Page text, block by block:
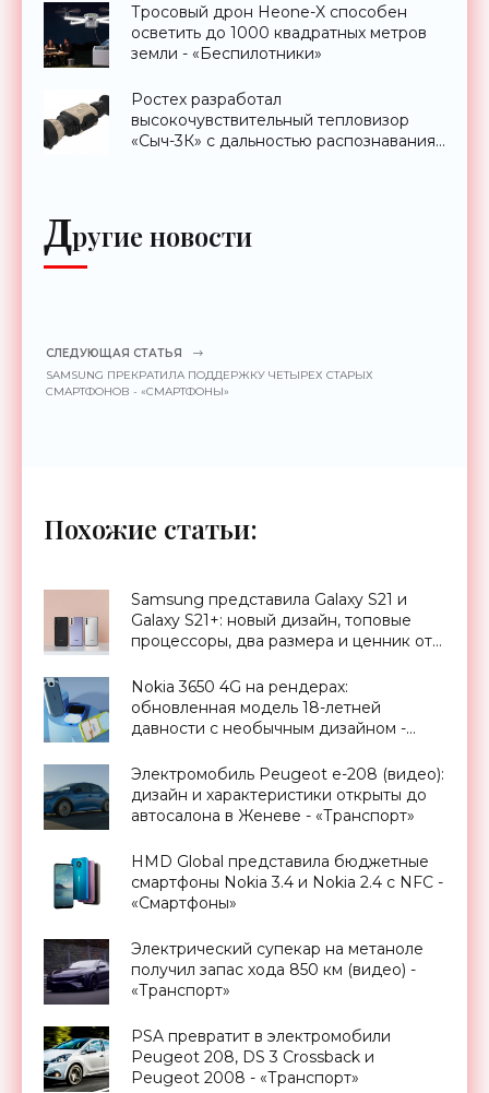
Тросовый дрон Heone-X способен
осветить до 1000 квадратных метров
земли - «Беспилотники»
Ростех разработал
высокочувствительный тепловизор
«Сыч-3К» с дальностью распознавания
Другие новости
СЛЕДУЮЩАЯ СТАТЬЯ
SAMSUNG ПРЕКРАТИЛА ПОДДЕРЖКУ ЧЕТЫРЕХ СТАРЫХ
СМАРТФОНОВ - «СМАРТФОНЫ»
Похожие статьи:
Samsung представила Galaxy S21 и
Galaxy S21+: новый дизайн, топовые
процессоры, два размера и ценник от
Nokia 3650 4G на рендерах:
обновленная модель 18-летней
давности с необычным дизайном -
Электромобиль Peugeot e-208 (видео):
дизайн и характеристики открыты до
автосалона в Женеве - «Транспорт»
HMD Global представила бюджетные
смартфоны Nokia 3.4 и Nokia 2.4 с NFC -
«Смартфоны»
Электрический супекар на метаноле
получил запас хода 850 км (видео) -
«Транспорт»
PSA превратит в электромобили
Peugeot 208, DS 3 Crossback и
Peugeot 2008 - «Транспорт»